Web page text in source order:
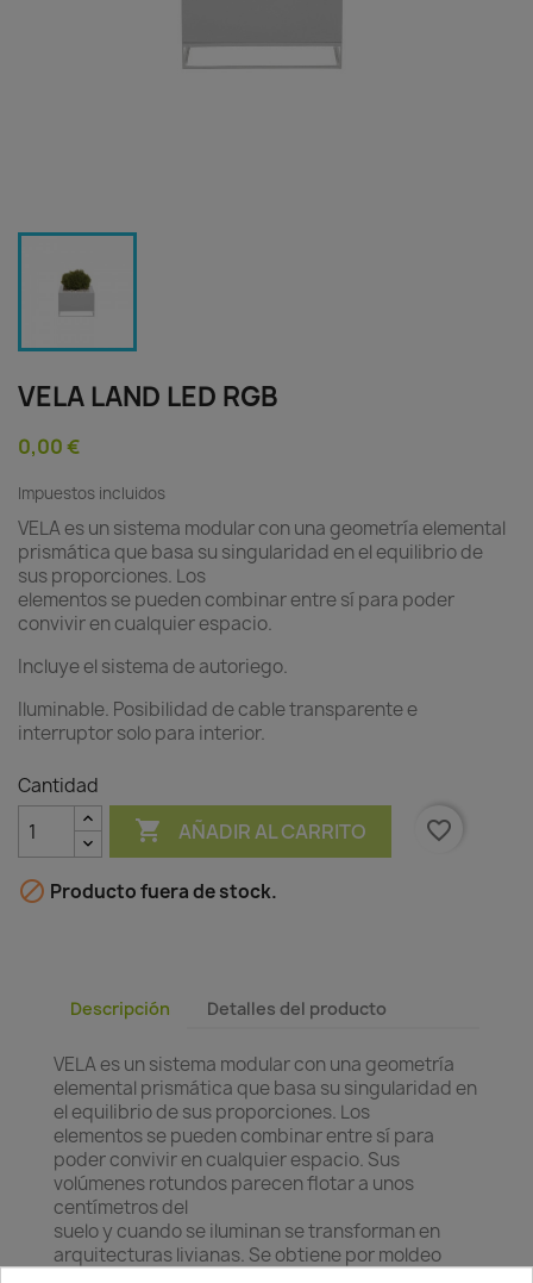
VELA LAND LED RGB
0,00 €
Impuestos incluidos
VELA es un sistema modular con una geometría elemental
prismática que basa su singularidad en el equilibrio de
sus proporciones. Los
elementos se pueden combinar entre sí para poder
convivir en cualquier espacio.
Incluye el sistema de autoriego.
Iluminable. Posibilidad de cable transparente e
interruptor solo para interior.
Cantidad
 AÑADIR AL CARRITO favorite_border
 Producto fuera de stock.
Descripción Detalles del producto
VELA es un sistema modular con una geometría
elemental prismática que basa su singularidad en
el equilibrio de sus proporciones. Los
elementos se pueden combinar entre sí para
poder convivir en cualquier espacio. Sus
volúmenes rotundos parecen flotar a unos
centímetros del
suelo y cuando se iluminan se transforman en
arquitecturas livianas. Se obtiene por moldeo